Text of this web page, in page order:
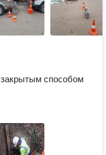
способом